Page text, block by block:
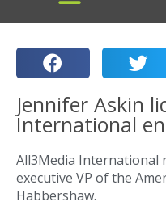
Jennifer Askin
International
All3Media International
executive VP of the
Habbershaw.